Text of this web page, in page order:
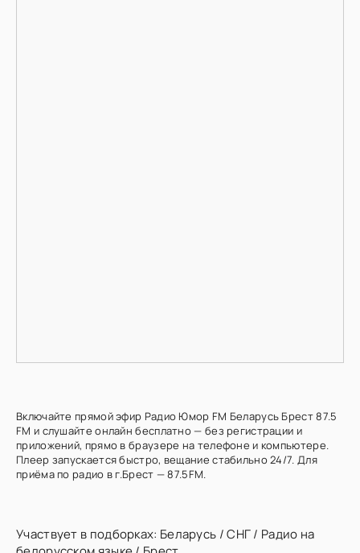
Включайте прямой эфир Радио Юмор FM Беларусь Брест 87.5
FM и слушайте онлайн бесплатно — без регистрации и
приложений, прямо в браузере на телефоне и компьютере.
Плеер запускается быстро, вещание стабильно 24/7. Для
приёма по радио в г.Брест — 87.5FM.
Участвует в подборках: Беларусь /СНГ/ Радио на